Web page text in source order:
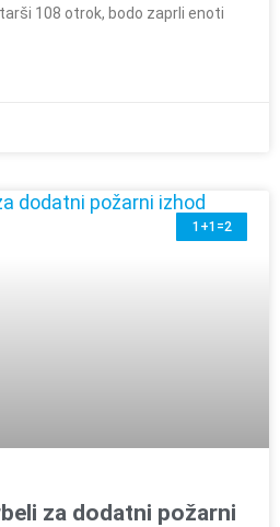
108 otrok, bodo zaprli enoti
1+1=2
za dodatni požarni